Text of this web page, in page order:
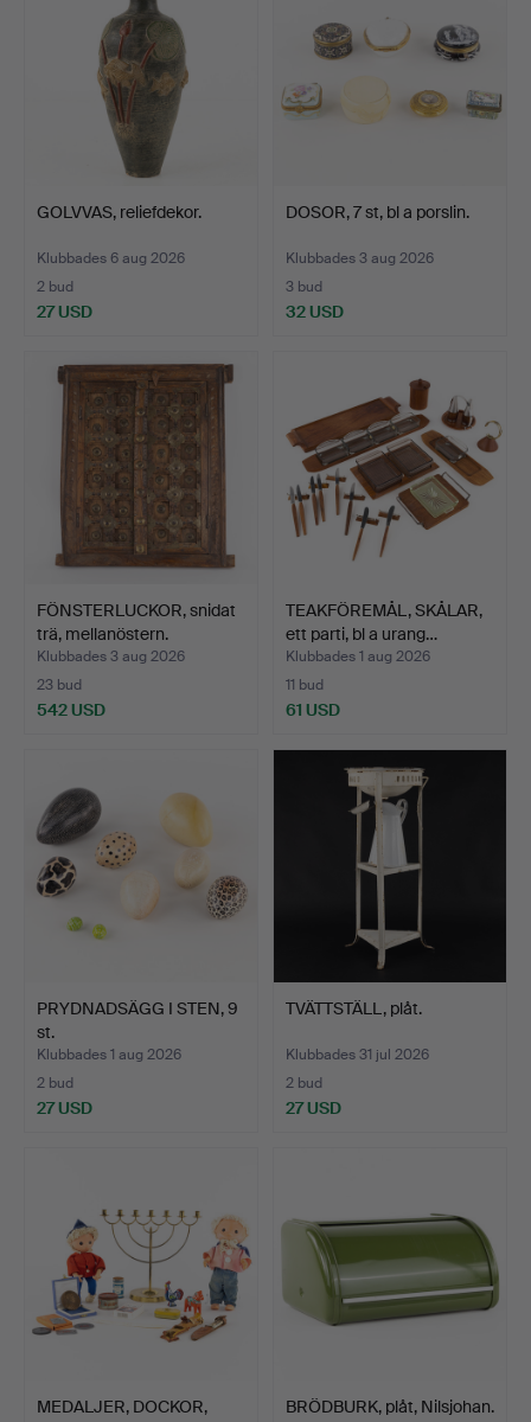
GOLVVAS, reliefdekor.
Klubbades 6 aug 2026
2 bud
27 USD
DOSOR, 7 st, bl a porslin.
Klubbades 3 aug 2026
3 bud
32 USD
FÖNSTERLUCKOR, snidat
trä, mellanöstern.
Klubbades 3 aug 2026
23 bud
542 USD
TEAKFÖREMÅL, SKÅLAR,
ett parti, bl a urang…
Klubbades 1 aug 2026
11 bud
61 USD
PRYDNADSÄGG I STEN, 9
st.
Klubbades 1 aug 2026
2 bud
27 USD
TVÄTTSTÄLL, plåt.
Klubbades 31 jul 2026
2 bud
27 USD
MEDALJER, DOCKOR,
BRÖDBURK, plåt, Nilsjohan.